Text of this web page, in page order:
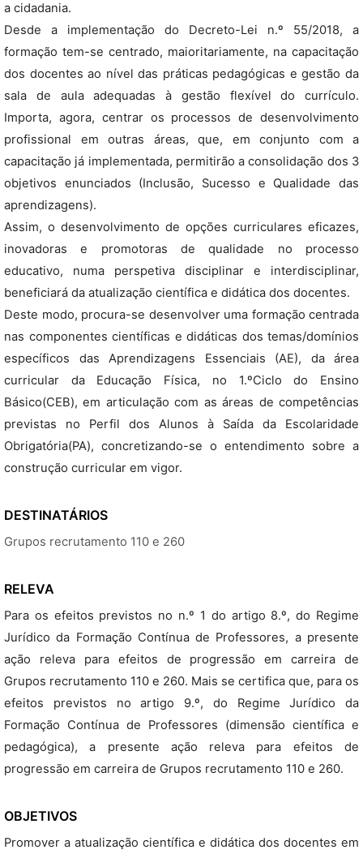
a cidadania.
Desde a implementação do Decreto-Lei n.º 55/2018, a
formação tem-se centrado, maioritariamente, na capacitação
dos docentes ao nível das práticas pedagógicas e gestão da
sala de aula adequadas à gestão flexível do currículo.
Importa, agora, centrar os processos de desenvolvimento
profissional em outras áreas, que, em conjunto com a
capacitação já implementada, permitirão a consolidação dos 3
objetivos enunciados (Inclusão, Sucesso e Qualidade das
aprendizagens).
Assim, o desenvolvimento de opções curriculares eficazes,
inovadoras e promotoras de qualidade no processo
educativo, numa perspetiva disciplinar e interdisciplinar,
beneficiará da atualização científica e didática dos docentes.
Deste modo, procura-se desenvolver uma formação centrada
nas componentes científicas e didáticas dos temas/domínios
específicos das Aprendizagens Essenciais (AE), da área
curricular da Educação Física, no 1.ºCiclo do Ensino
Básico(CEB), em articulação com as áreas de competências
previstas no Perfil dos Alunos à Saída da Escolaridade
Obrigatória(PA), concretizando-se o entendimento sobre a
construção curricular em vigor.
DESTINATÁRIOS
Grupos recrutamento 110 e 260
RELEVA
Para os efeitos previstos no n.º 1 do artigo 8.º, do Regime
Jurídico da Formação Contínua de Professores, a presente
ação releva para efeitos de progressão em carreira de
Grupos recrutamento 110 e 260. Mais se certifica que, para os
efeitos previstos no artigo 9.º, do Regime Jurídico da
Formação Contínua de Professores (dimensão científica e
pedagógica), a presente ação releva para efeitos de
progressão em carreira de Grupos recrutamento 110 e 260.
OBJETIVOS
Promover a atualização científica e didática dos docentes em